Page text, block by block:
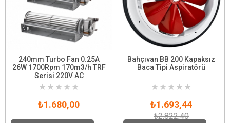
240mm Turbo Fan 0.25A
26W 1700Rpm 170m3/h TRF
Serisi 220V AC
★ ★ ★ ★ ★
₺1.680,00
Bahçıvan BB 200 Kapaksız
Baca Tipi Aspiratörü
★ ★ ★ ★ ★
₺1.693,44
₺2.822,40